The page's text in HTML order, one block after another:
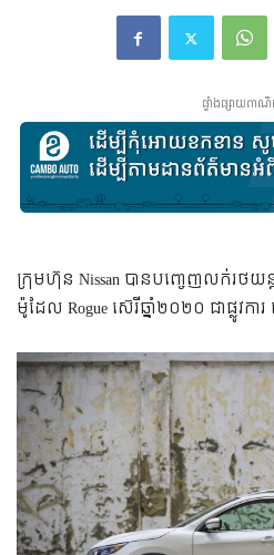
ផ្ទាំងផ្សាយពាណិ
ក្រុមហ៊ុន Nissan បានបញ្ចេញលក់រថយន្
ម៉ូដែល Rogue ស៊េរីឆ្នាំ២០២០ ជាផ្លូវក